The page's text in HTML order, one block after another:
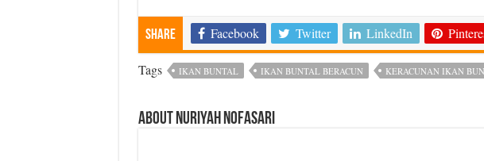
Share Facebook Twitter LinkedIn
Tags IKAN BUNTAL IKAN BUNTAL BERACUN KERACUNAN IKAN
About Nuriyah Nofasari